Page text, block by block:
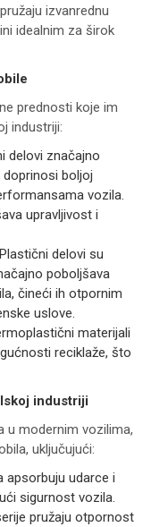
izvanrednu
idealnim za širok
prednosti koje im
industriji:
delovi značajno
boljoj
vozila.
upravljivost i
delovi su
poboljšava
čineći ih otpornim
uslove.
materijali
reciklaže, što
industriji
u modernim vozilima,
uključujući:
apsorbuju udarce i
sigurnost vozila.
pružaju otpornost